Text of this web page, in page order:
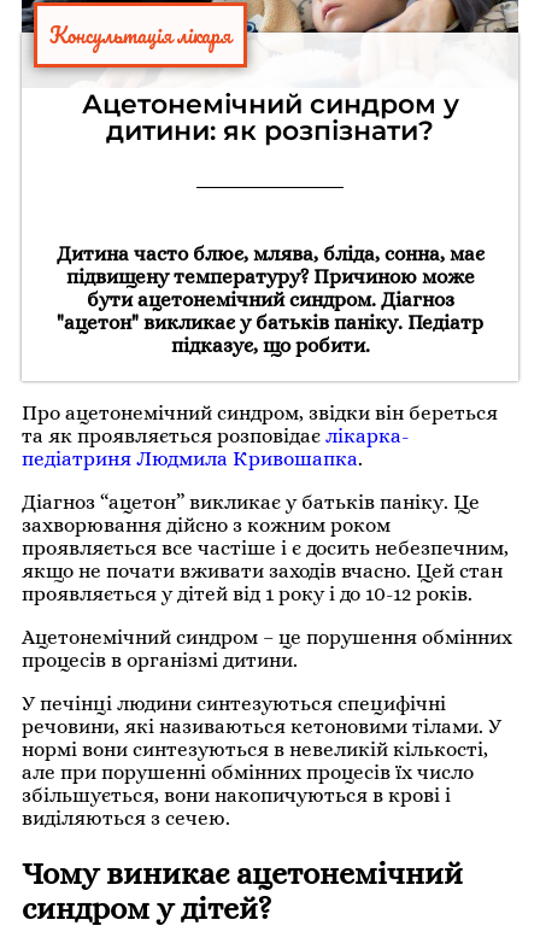
Консультація лікаря
Ацетонемічний синдром у
дитини: як розпізнати?
Дитина часто блює, млява, бліда, сонна, має
підвищену температуру? Причиною може
бути ацетонемічний синдром. Діагноз
"ацетон" викликає у батьків паніку. Педіатр
підказує, що робити.
Про ацетонемічний синдром, звідки він береться
та як проявляється розповідає лікарка-
педіатриня Людмила Кривошапка.
Діагноз “ацетон” викликає у батьків паніку. Це
захворювання дійсно з кожним роком
проявляється все частіше і є досить небезпечним,
якщо не почати вживати заходів вчасно. Цей стан
проявляється у дітей від 1 року і до 10-12 років.
Ацетонемічний синдром – це порушення обмінних
процесів в організмі дитини.
У печінці людини синтезуються специфічні
речовини, які називаються кетоновими тілами. У
нормі вони синтезуються в невеликій кількості,
але при порушенні обмінних процесів їх число
збільшується, вони накопичуються в крові і
виділяються з сечею.
Чому виникає ацетонемічний
синдром у дітей?